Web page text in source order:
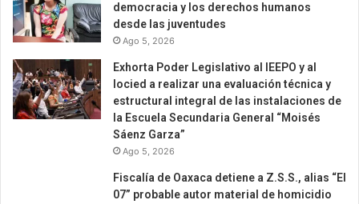
democracia y los derechos humanos
desde las juventudes
Ago 5, 2026
Exhorta Poder Legislativo al IEEPO y al
Iocied a realizar una evaluación técnica y
estructural integral de las instalaciones de
la Escuela Secundaria General “Moisés
Sáenz Garza”
Ago 5, 2026
Fiscalía de Oaxaca detiene a Z.S.S., alias “El
07” probable autor material de homicidio